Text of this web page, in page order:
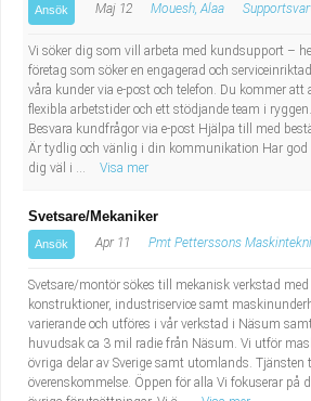
Ansök Maj 12 Mouesh, Alaa
Vi söker dig som vill arbeta med kundsupport –
företag som söker en engagerad och
våra kunder via e-post och telefon. Du kommer att
flexibla arbetstider och ett stödjande team i
Besvara kundfrågor via e-post Hjälpa till med
Är tydlig och vänlig i din kommunikation Har god
dig väl i ...
Visa mer
Svetsare/Mekaniker
Ansök Apr 11 Pmt Petterssons
Svetsare/montör sökes till mekanisk verkstad
konstruktioner, industriservice samt
varierande och utföres i vår verkstad i Näsum
huvudsak ca 3 mil radie från Näsum. Vi utför
övriga delar av Sverige samt utomlands. Tjänsten
överenskommelse. Öppen för alla Vi fokuserar på